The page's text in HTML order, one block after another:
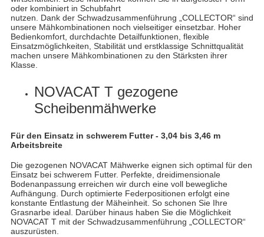
oder kombiniert in Schubfahrt
nutzen. Dank der Schwadzusammenführung „COLLECTOR“ sind
unsere Mähkombinationen noch vielseitiger einsetzbar. Hoher
Bedienkomfort, durchdachte Detailfunktionen, flexible
Einsatzmöglichkeiten, Stabilität und erstklassige Schnittqualität
machen unsere Mähkombinationen zu den Stärksten ihrer
Klasse.
NOVACAT T gezogene
Scheibenmähwerke
Für den Einsatz in schwerem Futter - 3,04 bis 3,46 m
Arbeitsbreite
Die gezogenen NOVACAT Mähwerke eignen sich optimal für den
Einsatz bei schwerem Futter. Perfekte, dreidimensionale
Bodenanpassung erreichen wir durch eine voll bewegliche
Aufhängung. Durch optimierte Federpositionen erfolgt eine
konstante Entlastung der Mäheinheit. So schonen Sie Ihre
Grasnarbe ideal. Darüber hinaus haben Sie die Möglichkeit
NOVACAT T mit der Schwadzusammenführung „COLLECTOR“
auszurüsten.